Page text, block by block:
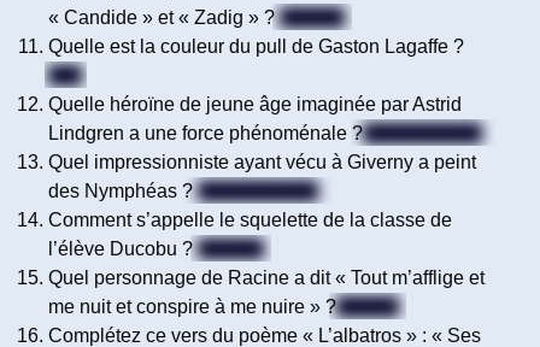
« Candide » et « Zadig » ? Voltaire
Quelle est la couleur du pull de Gaston Lagaffe ?
Vert
Quelle héroïne de jeune âge imaginée par Astrid
Lindgren a une force phénoménale ?Fifi Brindacier
Quel impressionniste ayant vécu à Giverny a peint
des Nymphéas ? Claude Monet
Comment s’appelle le squelette de la classe de
l’élève Ducobu ? Néness
Quel personnage de Racine a dit « Tout m’afflige et
me nuit et conspire à me nuire » ?Phèdre
Complétez ce vers du poème « L’albatros » : « Ses